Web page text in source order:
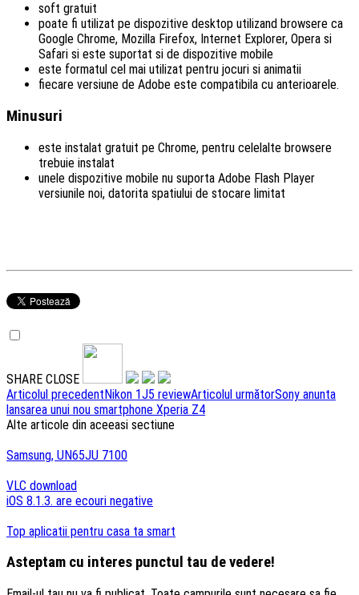
soft gratuit
poate fi utilizat pe dispozitive desktop utilizand browsere ca
Google Chrome, Mozilla Firefox, Internet Explorer, Opera si
Safari si este suportat si de dispozitive mobile
este formatul cel mai utilizat pentru jocuri si animatii
fiecare versiune de Adobe este compatibila cu anterioarele.
Minusuri
este instalat gratuit pe Chrome, pentru celelalte browsere
trebuie instalat
unele dispozitive mobile nu suporta Adobe Flash Player
versiunile noi, datorita spatiului de stocare limitat
SHARE CLOSE
Navigare
articole
Articolul precedentNikon 1J5 reviewArticolul următorSony anunta
lansarea unui nou smartphone Xperia Z4
Alte articole din aceeasi sectiune
Samsung, UN65JU 7100
VLC download
iOS 8.1.3. are ecouri negative
Top aplicatii pentru casa ta smart
Asteptam cu interes punctul tau de vedere!